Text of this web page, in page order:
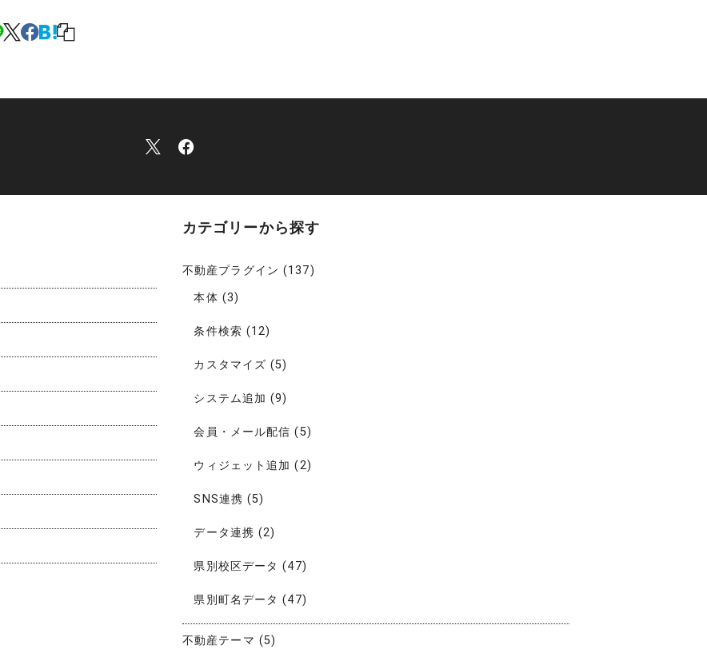
カテゴリーから探す
不動産プラグイン (137)
本体 (3)
条件検索 (12)
カスタマイズ (5)
システム追加 (9)
会員・メール配信 (5)
ウィジェット追加 (2)
SNS連携 (5)
データ連携 (2)
県別校区データ (47)
県別町名データ (47)
不動産テーマ (5)